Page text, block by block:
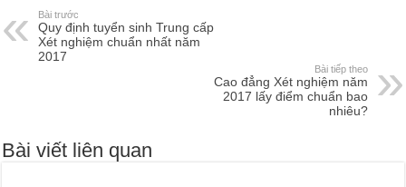
Bài trước
Quy định tuyển sinh Trung cấp
Xét nghiệm chuẩn nhất năm
2017
Bài tiếp theo
Cao đẳng Xét nghiệm năm
2017 lấy điểm chuẩn bao
nhiêu?
Bài viết liên quan